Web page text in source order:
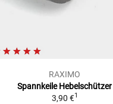
RAXIMO
Spannkeile Hebelschützer
3,90 €1